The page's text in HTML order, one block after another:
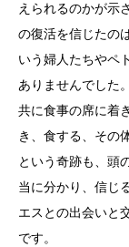
えられるのかが示
の復活を信じたの
いう婦人たちやペ
ありませんでした
共に食事の席に着
き、食する、その
という奇跡も、頭
当に分かり、信じ
エスとの出会いと
です。